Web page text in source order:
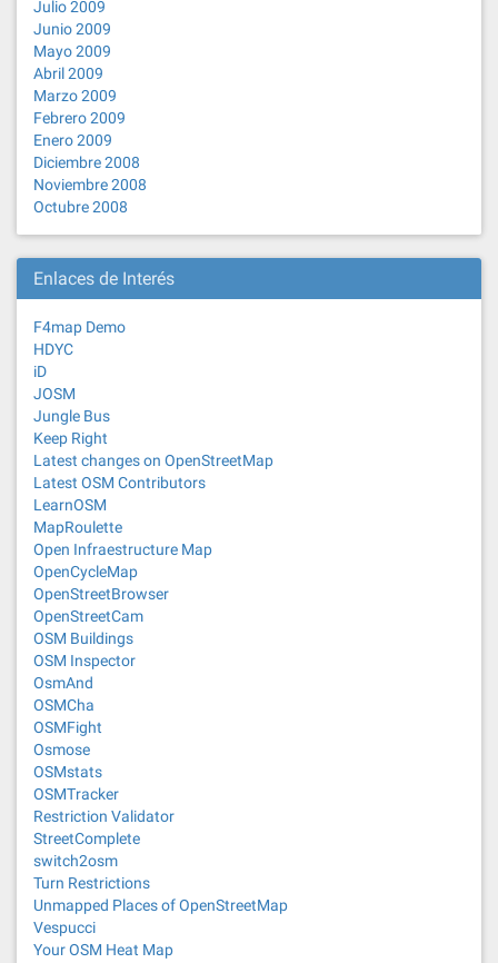
Julio 2009
Junio 2009
Mayo 2009
Abril 2009
Marzo 2009
Febrero 2009
Enero 2009
Diciembre 2008
Noviembre 2008
Octubre 2008
Enlaces de Interés
F4map Demo
HDYC
iD
JOSM
Jungle Bus
Keep Right
Latest changes on OpenStreetMap
Latest OSM Contributors
LearnOSM
MapRoulette
Open Infraestructure Map
OpenCycleMap
OpenStreetBrowser
OpenStreetCam
OSM Buildings
OSM Inspector
OsmAnd
OSMCha
OSMFight
Osmose
OSMstats
OSMTracker
Restriction Validator
StreetComplete
switch2osm
Turn Restrictions
Unmapped Places of OpenStreetMap
Vespucci
Your OSM Heat Map